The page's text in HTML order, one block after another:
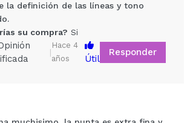
podría ser el primero. Imagínatelo...
la definición de las líneas y tono
su compra? Si
|
Hace 4
años
Útil
Responder